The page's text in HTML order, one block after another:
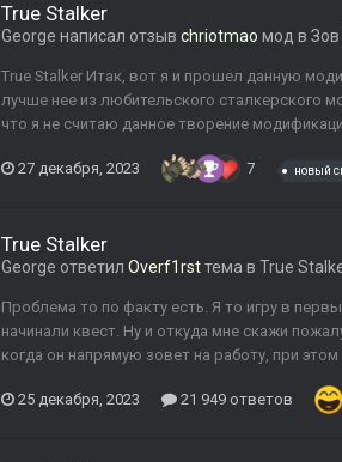
True Stalker
George написал отзыв chriotmao мод в
True Stalker Итак, вот я и прошел данную
лучше нее из любительского сталкерского
что я не считаю данное творение
27 декабря, 2023 7 новый
True Stalker
George ответил Overf1rstтема в True
Проблема то по факту есть. Я то игру в
начинали квест. Ну и откуда мне скажи
когда он напрямую зовет на работу, при
25 декабря, 2023 21 949 ответов